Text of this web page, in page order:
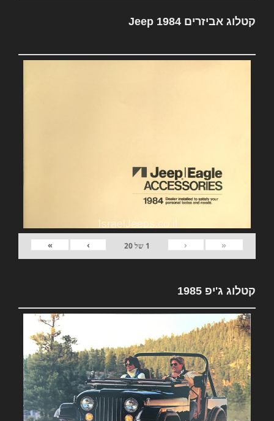
קטלוג אביזרים Jeep 1984
«
‹
1 של20
›
»
קטלוג ג'יפ 1985